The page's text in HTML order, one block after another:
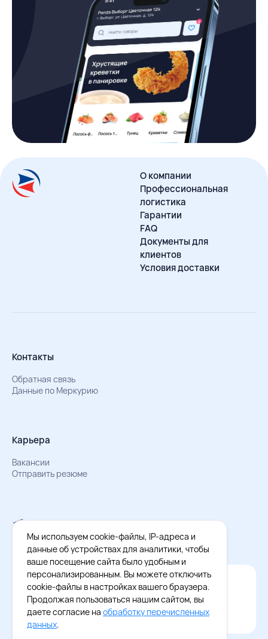
О компании
Профессиональная
логистика
Гарантии
FAQ
Документы для
клиентов
Условия доставки
Контакты
Обратная связь
Данные по Меркурию
Карьера
Вакансии
Отправить резюме
Мы в Телеграм
Документы об обработке персональных данных
Охрана труда – результаты СОУТ
Официальное приложение Восток - Запад
Cкачайте бесплатное приложение
Мы используем cookie-файлы, IP-адреса и
данные об устройствах для аналитики, чтобы
ваше посещение сайта было удобным и
персонализированным. Вы можете отключить
cookie-файлы в настройках вашего браузера.
Продолжая пользоваться нашим сайтом, вы
даете согласие на обработку перечисленных
данных.